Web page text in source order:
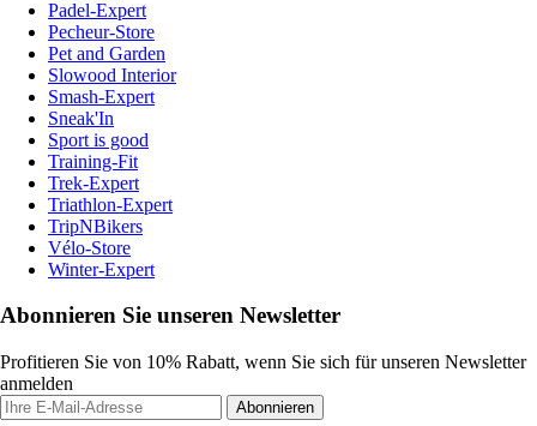
Padel-Expert
Pecheur-Store
Pet and Garden
Slowood Interior
Smash-Expert
Sneak'In
Sport is good
Training-Fit
Trek-Expert
Triathlon-Expert
TripNBikers
Vélo-Store
Winter-Expert
Abonnieren Sie unseren Newsletter
Profitieren Sie von 10% Rabatt, wenn Sie sich für unseren Newsletter
anmelden
Abonnieren